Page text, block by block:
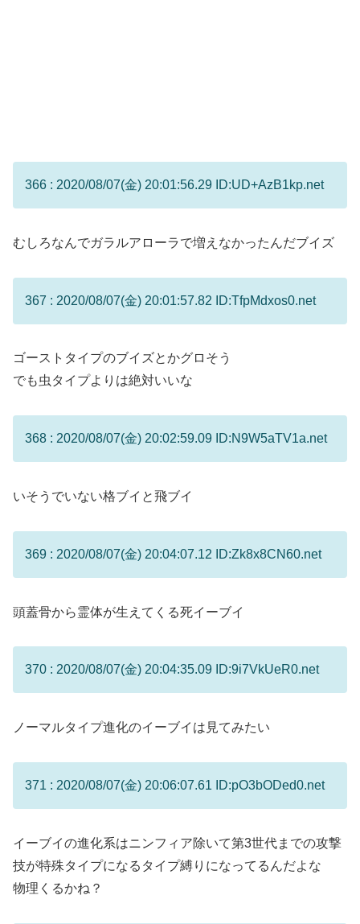
366 : 2020/08/07(金) 20:01:56.29 ID:UD+AzB1kp.net
むしろなんでガラルアローラで増えなかったんだブイズ
367 : 2020/08/07(金) 20:01:57.82 ID:TfpMdxos0.net
ゴーストタイプのブイズとかグロそう
でも虫タイプよりは絶対いいな
368 : 2020/08/07(金) 20:02:59.09 ID:N9W5aTV1a.net
いそうでいない格ブイと飛ブイ
369 : 2020/08/07(金) 20:04:07.12 ID:Zk8x8CN60.net
頭蓋骨から霊体が生えてくる死イーブイ
370 : 2020/08/07(金) 20:04:35.09 ID:9i7VkUeR0.net
ノーマルタイプ進化のイーブイは見てみたい
371 : 2020/08/07(金) 20:06:07.61 ID:pO3bODed0.net
イーブイの進化系はニンフィア除いて第3世代までの攻撃
技が特殊タイプになるタイプ縛りになってるんだよな
物理くるかね？